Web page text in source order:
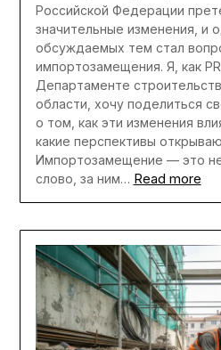
Российской Федерации
значительные изменения, и
обсуждаемых тем стал
импортозамещения. Я, как
Департаменте
области, хочу поделиться
о том, как эти изменения
какие перспективы
Импортозамещение — это
слово, за ним… Read more